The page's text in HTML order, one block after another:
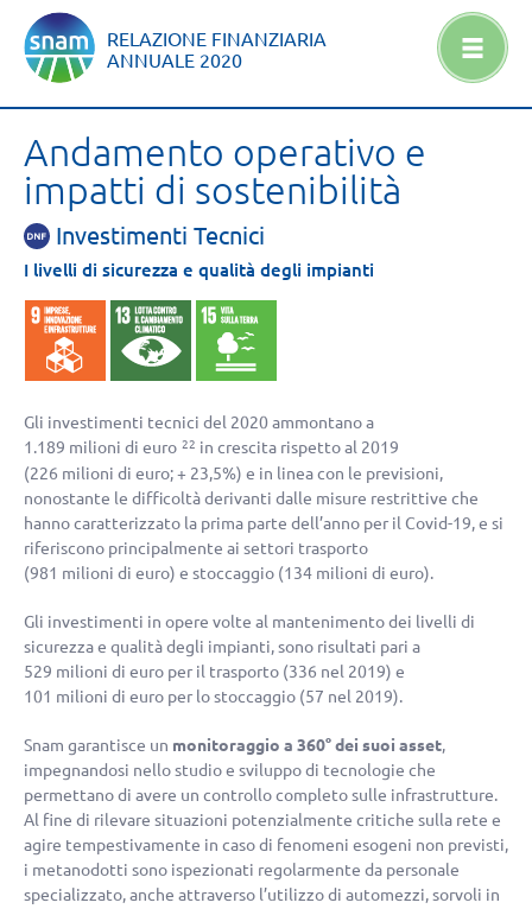
RELAZIONE FINANZIARIA
ANNUALE 2020
Andamento operativo e
impatti di sostenibilità
Investimenti Tecnici
I livelli di sicurezza e qualità degli impianti
Gli investimenti tecnici del 2020 ammontano a
1.189 milioni di euro 22 in crescita rispetto al 2019
(226 milioni di euro; + 23,5%) e in linea con le previsioni,
nonostante le difficoltà derivanti dalle misure restrittive che
hanno caratterizzato la prima parte dell’anno per il Covid-19, e si
riferiscono principalmente ai settori trasporto
(981 milioni di euro) e stoccaggio (134 milioni di euro).
Gli investimenti in opere volte al mantenimento dei livelli di
sicurezza e qualità degli impianti, sono risultati pari a
529 milioni di euro per il trasporto (336 nel 2019) e
101 milioni di euro per lo stoccaggio (57 nel 2019).
Snam garantisce un monitoraggio a 360° dei suoi asset,
impegnandosi nello studio e sviluppo di tecnologie che
permettano di avere un controllo completo sulle infrastrutture.
Al fine di rilevare situazioni potenzialmente critiche sulla rete e
agire tempestivamente in caso di fenomeni esogeni non previsti,
i metanodotti sono ispezionati regolarmente da personale
specializzato, anche attraverso l’utilizzo di automezzi, sorvoli in